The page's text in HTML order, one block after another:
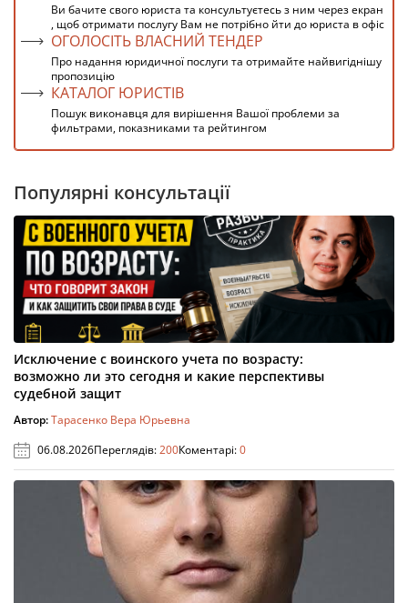
Ви бачите свого юриста та консультуєтесь з ним через екран
, щоб отримати послугу Вам не потрібно йти до юриста в офіс
ОГОЛОСІТЬ ВЛАСНИЙ ТЕНДЕР
Про надання юридичної послуги та отримайте найвигіднішу
пропозицію
КАТАЛОГ ЮРИСТІВ
Пошук виконавця для вирішення Вашої проблеми за
фильтрами, показниками та рейтингом
Популярні консультації
Исключение с воинского учета по возрасту:
возможно ли это сегодня и какие перспективы
судебной защит
Автор:Тарасенко Вера Юрьевна
06.08.2026Переглядів:200Коментарі:0